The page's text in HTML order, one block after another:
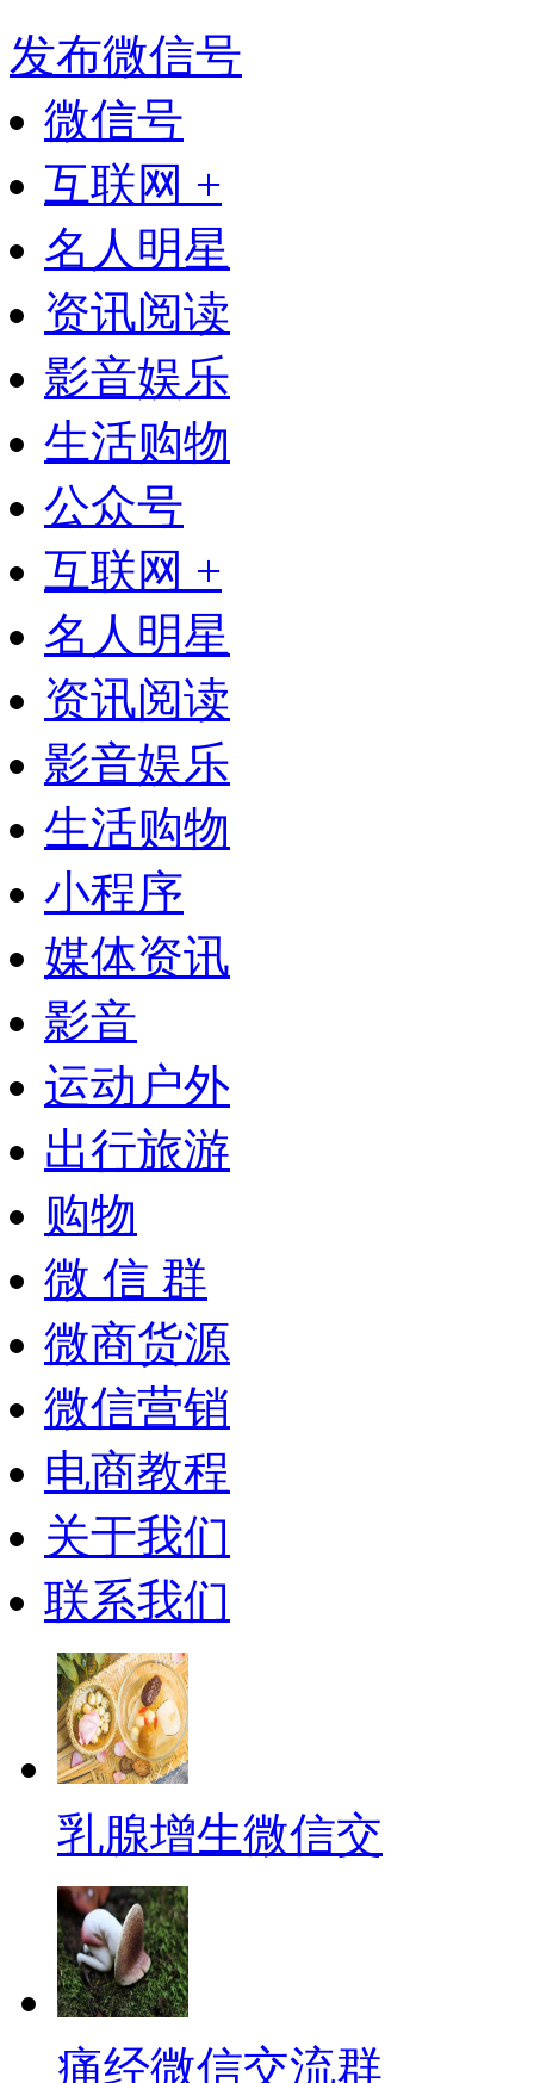
发布微信号
微信号
互联网 +
名人明星
资讯阅读
影音娱乐
生活购物
公众号
互联网 +
名人明星
资讯阅读
影音娱乐
生活购物
小程序
媒体资讯
影音
运动户外
出行旅游
购物
微 信 群
微商货源
微信营销
电商教程
关于我们
联系我们
乳腺增生微信交
痛经微信交流群